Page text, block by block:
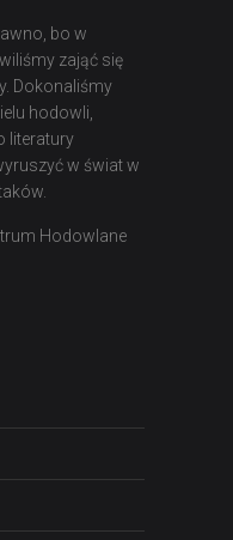
bo w
zająć się
Dokonaliśmy
hodowli,
literatury
w świat w
Hodowlane